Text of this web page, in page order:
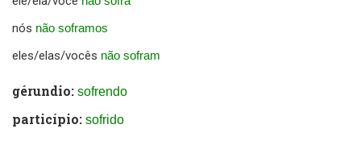
nós não soframos
eles/elas/vocês não sofram
gérundio: sofrendo
particípio: sofrido